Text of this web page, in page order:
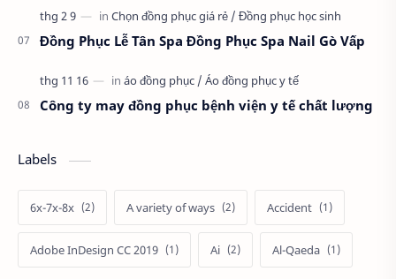
Đồng Phục Lễ Tân Spa Đồng Phục Spa Nail Gò Vấp
Công ty may đồng phục bệnh viện y tế chất lượng
Labels
6x-7x-8x A variety of ways Accident
Adobe InDesign CC 2019 Ai Al-Qaeda